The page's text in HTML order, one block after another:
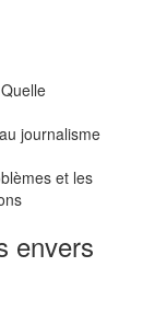
journalisme
et les
envers